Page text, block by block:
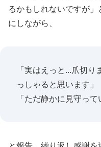
るかもしれないですが
にしながら、
「実はえっと...爪切
っしゃると思います」
「ただ静かに見守っ